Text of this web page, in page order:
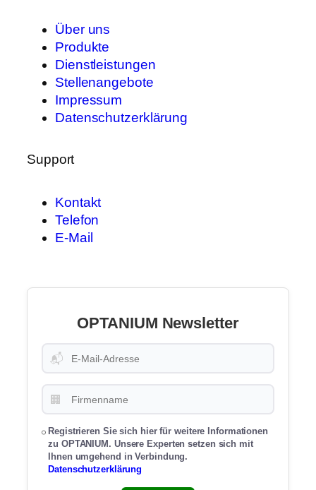
Über uns
Produkte
Dienstleistungen
Stellenangebote
Impressum
Datenschutzerklärung
Support
Kontakt
Telefon
E-Mail
OPTANIUM Newsletter
📬
🏢
Registrieren Sie sich hier für weitere Informationen
zu OPTANIUM. Unsere Experten setzen sich mit
Ihnen umgehend in Verbindung.
Datenschutzerklärung